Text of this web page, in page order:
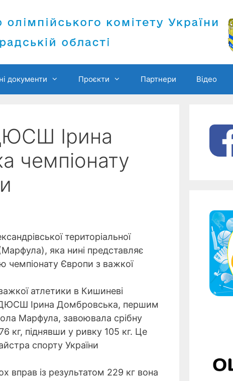
документи Проєкти Партнери Відео
Ірина
чемпіонату
територіальної
яка нині представляє
чемпіонату Європи з важкої
атлетики в Кишиневі
ДЮСШ Ірина Домбровська, першим
Марфула, завоювала срібну
кг, піднявши у ривку 105 кг. Це
спорту України
вправ із результатом 229 кг вона